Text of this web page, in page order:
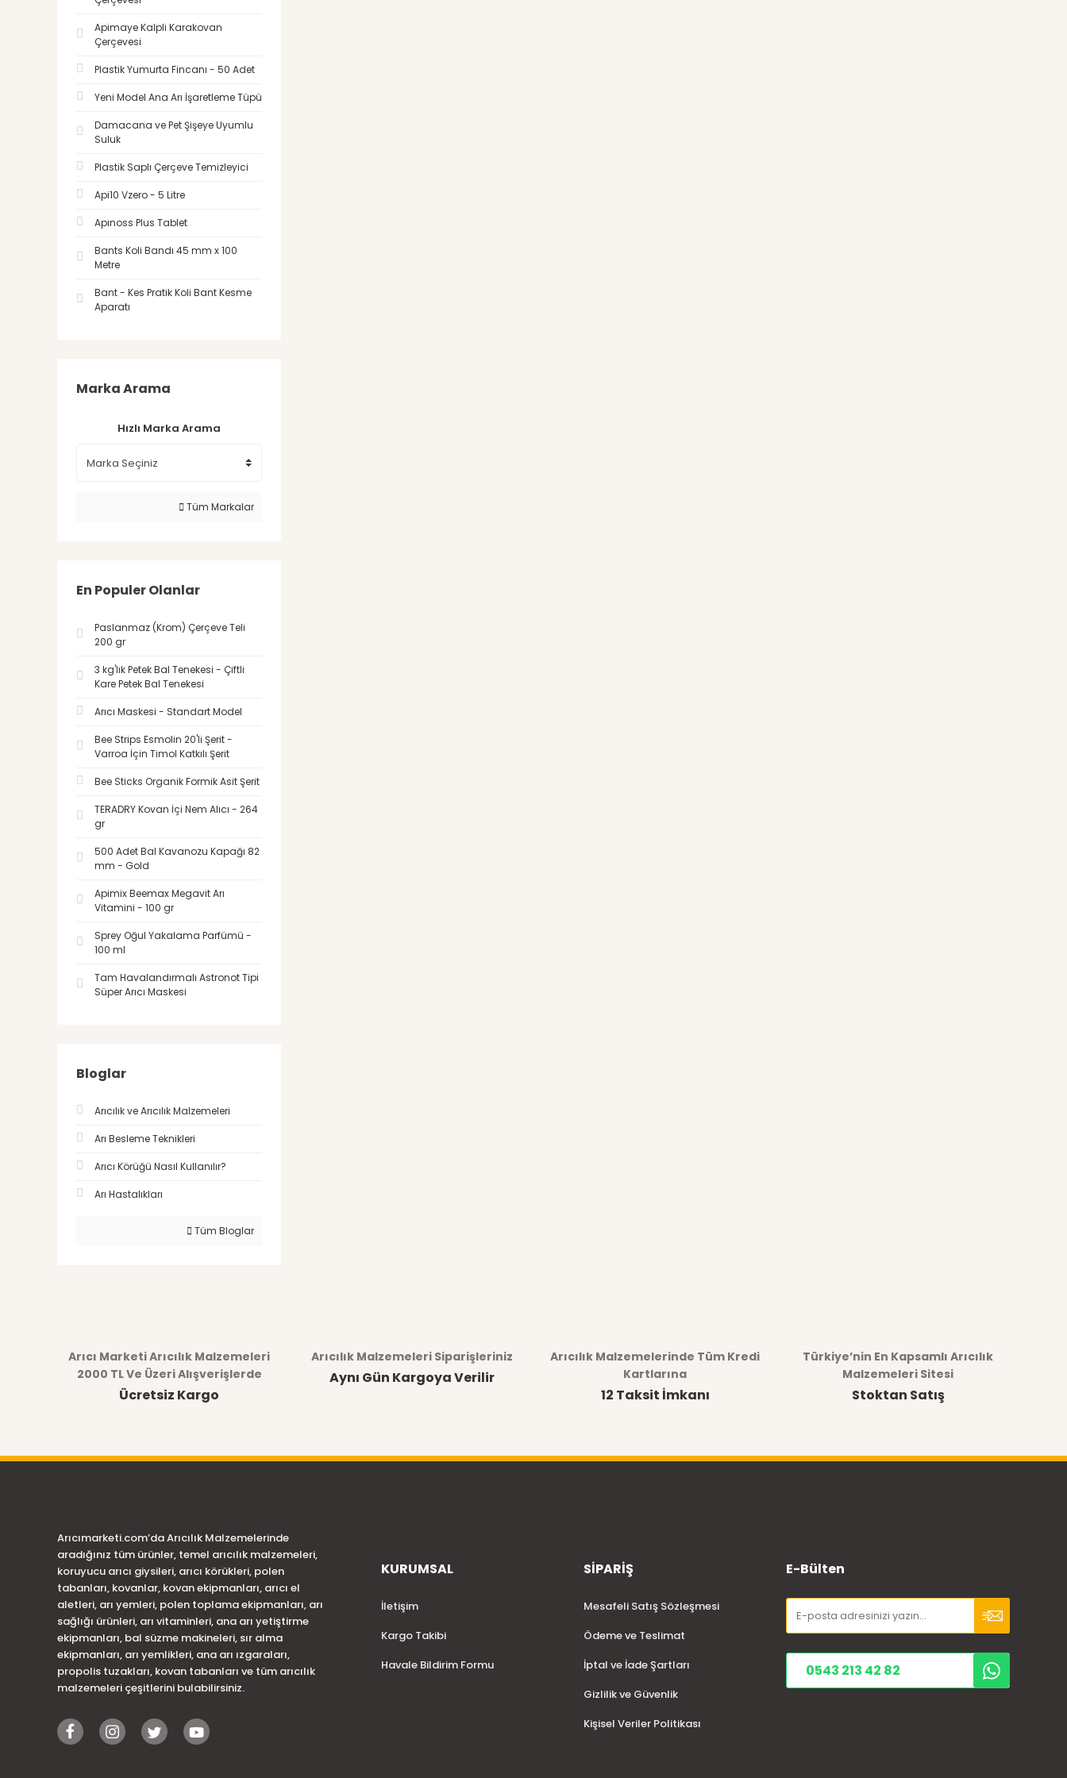
Apimaye Kalpli Karakovan
Çerçevesi
Plastik Yumurta Fincanı - 50 Adet
Yeni Model Ana Arı İşaretleme Tüpü
Damacana ve Pet Şişeye Uyumlu
Suluk
Plastik Saplı Çerçeve Temizleyici
Api10 Vzero - 5 Litre
Apınoss Plus Tablet
Bants Koli Bandı 45 mm x 100
Metre
Bant - Kes Pratik Koli Bant Kesme
Aparatı
Marka Arama
Hızlı Marka Arama
Tüm Markalar
En Populer Olanlar
Paslanmaz (Krom) Çerçeve Teli
200 gr
3 kg'lık Petek Bal Tenekesi - Çiftli
Kare Petek Bal Tenekesi
Arıcı Maskesi - Standart Model
Bee Strips Esmolin 20'li Şerit -
Varroa İçin Timol Katkılı Şerit
Bee Sticks Organik Formik Asit Şerit
TERADRY Kovan İçi Nem Alıcı - 264
gr
500 Adet Bal Kavanozu Kapağı 82
mm - Gold
Apimix Beemax Megavit Arı
Vitamini - 100 gr
Sprey Oğul Yakalama Parfümü -
100 ml
Tam Havalandırmalı Astronot Tipi
Süper Arıcı Maskesi
Bloglar
Arıcılık ve Arıcılık Malzemeleri
Arı Besleme Teknikleri
Arıcı Körüğü Nasıl Kullanılır?
Arı Hastalıkları
Tüm Bloglar
Arıcı Marketi Arıcılık Malzemeleri
2000 TL Ve Üzeri Alışverişlerde
Ücretsiz Kargo
Arıcılık Malzemeleri Siparişleriniz
Aynı Gün Kargoya Verilir
Arıcılık Malzemelerinde Tüm Kredi
Kartlarına
12 Taksit İmkanı
Türkiye’nin En Kapsamlı Arıcılık
Malzemeleri Sitesi
Stoktan Satış
Arıcımarketi.com’da Arıcılık Malzemelerinde
aradığınız tüm ürünler, temel arıcılık malzemeleri,
koruyucu arıcı giysileri, arıcı körükleri, polen
tabanları, kovanlar, kovan ekipmanları, arıcı el
aletleri, arı yemleri, polen toplama ekipmanları, arı
sağlığı ürünleri, arı vitaminleri, ana arı yetiştirme
ekipmanları, bal süzme makineleri, sır alma
ekipmanları, arı yemlikleri, ana arı ızgaraları,
propolis tuzakları, kovan tabanları ve tüm arıcılık
malzemeleri çeşitlerini bulabilirsiniz.
KURUMSAL
İletişim
Kargo Takibi
Havale Bildirim Formu
SİPARİŞ
Mesafeli Satış Sözleşmesi
Ödeme ve Teslimat
İptal ve İade Şartları
Gizlilik ve Güvenlik
Kişisel Veriler Politikası
E-Bülten
0543 213 42 82